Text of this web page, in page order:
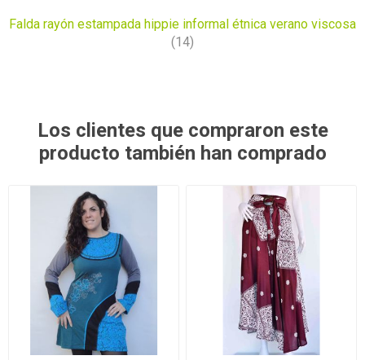
Falda rayón estampada hippie informal étnica verano viscosa
(14)
Los clientes que compraron este
producto también han comprado